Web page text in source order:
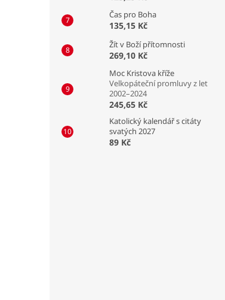
Čas pro Boha
135,15 Kč
Žít v Boží přítomnosti
269,10 Kč
Moc Kristova kříže
Velkopáteční promluvy z let
2002–2024
245,65 Kč
Katolický kalendář s citáty
svatých 2027
89 Kč